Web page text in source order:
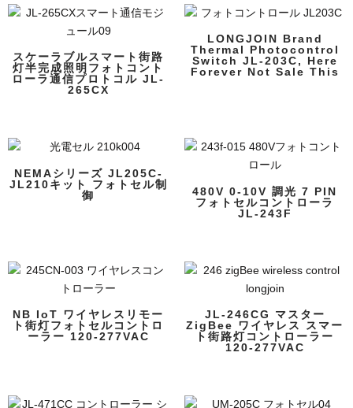
スケーラブルスマート街路
灯半完成照明フォトコント
ローラ通信プロトコル JL-
265CX
LONGJOIN Brand
Thermal Photocontrol
Switch JL-203C, Here
Forever Not Sale This
NEMAシリーズ JL205C-
JL210キット フォトセル制
御
480V 0-10V 調光 7 PIN
フォトセルコントローラ
JL-243F
NB IoT ワイヤレスリモー
ト街灯フォトセルコントロ
ーラー 120-277VAC
JL-246CG マスター
ZigBee ワイヤレス スマー
ト街路灯コントローラー
120-277VAC